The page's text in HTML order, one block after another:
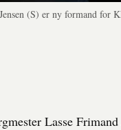
(S) er ny formand for
Lasse